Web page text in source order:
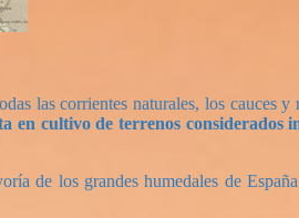
las corrientes naturales, los cauces
en cultivo de terrenos considerados
de los grandes humedales de